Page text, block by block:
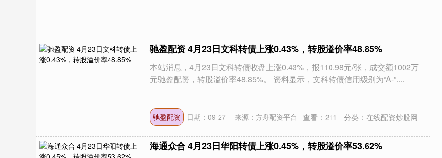
驰盈配资 4月23日文科转债上涨0.43%，转股溢价率48.85%
本站消息，4月23日文科转债收盘上涨0.43%，报110.98元/张，成交额1002万
元驰盈配资，转股溢价率48.85%。 资料显示，文科转债信用级别为“A-”....
驰盈配资 日期：09-27 来源：方舟配资平台 查看： 211 分类： 在线配资炒股网
海通众合 4月23日华阳转债上涨0.45%，转股溢价率53.62%